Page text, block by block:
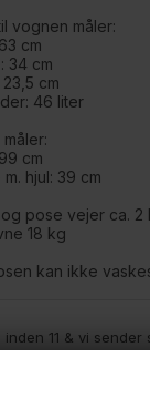
vognen måler:
cm
34 cm
cm
46 liter
cm
hjul: 39 cm
pose vejer ca. 2
18 kg
kan ikke
inden 11 & vi
du lægge varen i
over 1200